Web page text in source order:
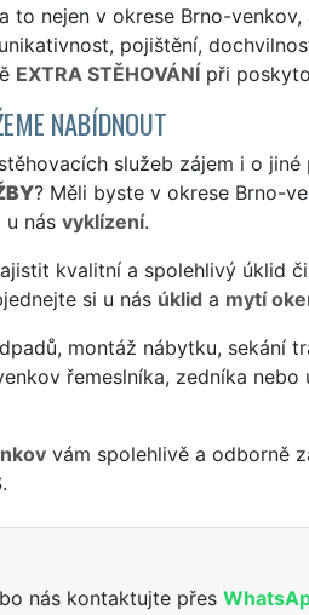
to nejen v okrese Brno-
pojištění,
EXTRA STĚHOVÁNÍpři
NABÍDNOUT
služeb zájem i o
? Měli byste v okrese Brno-
u nás vyklízení.
kvalitní a spolehlivý úklid
si u nás úklid a mytí
montáž nábytku, sekání
řemeslníka, zedníka
vám spolehlivě a odborně
nás kontaktujte přes